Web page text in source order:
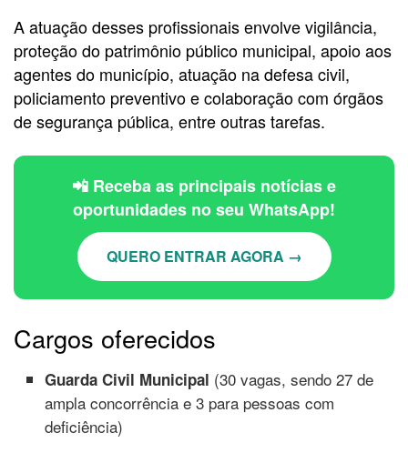
A atuação desses profissionais envolve vigilância,
proteção do patrimônio público municipal, apoio aos
agentes do município, atuação na defesa civil,
policiamento preventivo e colaboração com órgãos
de segurança pública, entre outras tarefas.
📲 Receba as principais notícias e
oportunidades no seu WhatsApp!
QUERO ENTRAR AGORA →
Cargos oferecidos
Guarda Civil Municipal (30 vagas, sendo 27 de
ampla concorrência e 3 para pessoas com
deficiência)